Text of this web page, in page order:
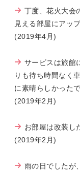
丁度、花火大会
見える部屋にアッ
(2019年4月)
サービスは旅館
りも待ち時間なく
に素晴らしかったで
(2019年2月)
お部屋は改装し
(2019年2月)
雨の日でしたが